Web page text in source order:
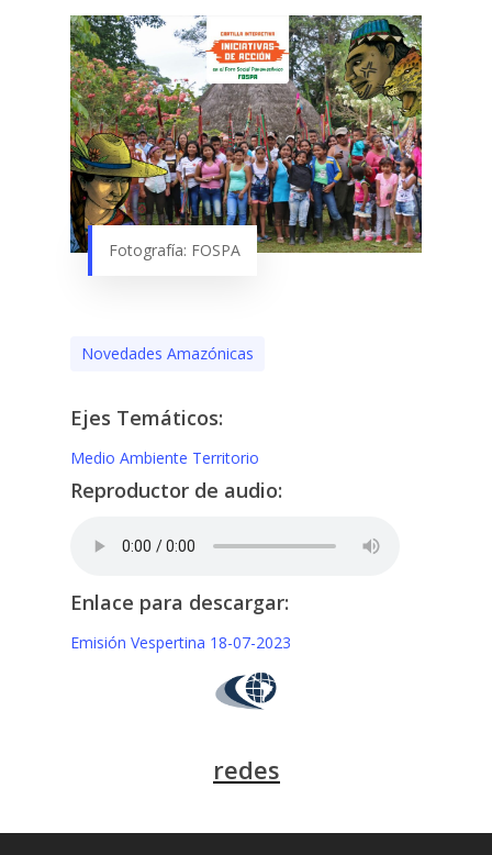
Fotografía: FOSPA
Novedades Amazónicas
Ejes Temáticos:
Medio Ambiente Territorio
Reproductor de audio:
Enlace para descargar:
Emisión Vespertina 18-07-2023
redes